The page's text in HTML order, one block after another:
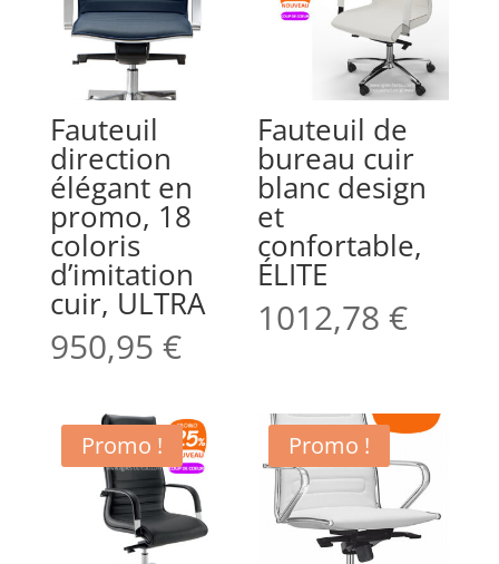
Fauteuil
direction
élégant en
promo, 18
coloris
d’imitation
cuir, ULTRA
950,95 €
Fauteuil de
bureau cuir
blanc design
et
confortable,
ÉLITE
1012,78€
Promo ! Promo !